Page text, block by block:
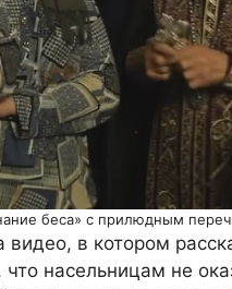
беса» с прилюдным
видео, в котором
что насельницам не